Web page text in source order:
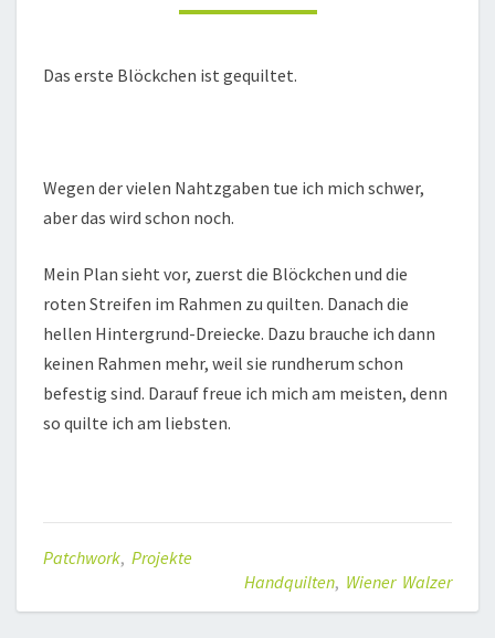
Das erste Blöckchen ist gequiltet.
Wegen der vielen Nahtzgaben tue ich mich schwer,
aber das wird schon noch.
Mein Plan sieht vor, zuerst die Blöckchen und die
roten Streifen im Rahmen zu quilten. Danach die
hellen Hintergrund-Dreiecke. Dazu brauche ich dann
keinen Rahmen mehr, weil sie rundherum schon
befestig sind. Darauf freue ich mich am meisten, denn
so quilte ich am liebsten.
Patchwork, Projekte
Handquilten, Wiener Walzer